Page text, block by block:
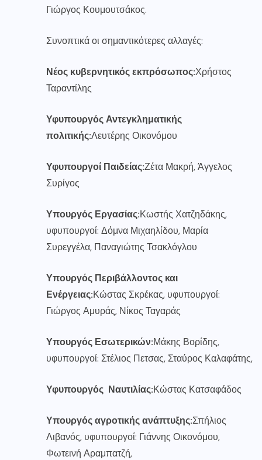
Γιώργος Κουμουτσάκος.
Συνοπτικά οι σημαντικότερες αλλαγές:
Νέος κυβερνητικός εκπρόσωπος:Χρήστος
Ταραντίλης
Υφυπουργός Αντεγκληματικής
πολιτικής:Λευτέρης Οικονόμου
Υφυπουργοί Παιδείας:Ζέτα Μακρή, Άγγελος
Συρίγος
Υπουργός Εργασίας:Κωστής Χατζηδάκης,
υφυπουργοί: Δόμνα Μιχαηλίδου, Μαρία
Συρεγγέλα, Παναγιώτης Τσακλόγλου
Υπουργός Περιβάλλοντος και
Ενέργειας:Κώστας Σκρέκας, υφυπουργοί:
Γιώργος Αμυράς, Νίκος Ταγαράς
Υπουργός Εσωτερικών:Μάκης Βορίδης,
υφυπουργοί: Στέλιος Πετσας, Σταύρος Καλαφάτης,
Υφυπουργός Ναυτιλίας:Κώστας Κατσαφάδος
Υπουργός αγροτικής ανάπτυξης:Σπήλιος
Λιβανός, υφυπουργοί: Γιάννης Οικονόμου,
Φωτεινή Αραμπατζή,